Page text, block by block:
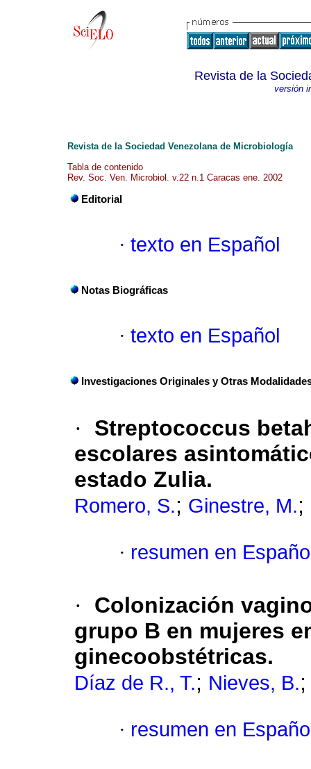
Revista de la
versión
Revista de la Sociedad Venezolana de Microbiología
Tabla de contenido
Rev. Soc. Ven. Microbiol. v.22 n.1 Caracas ene. 2002
Editorial
· texto en Español
Notas Biográficas
· texto en Español
Investigaciones Originales y Otras
·
Streptococcus
escolares
estado Zulia.
Romero, S.; Ginestre, M.;
· resumen en
·
Colonización
grupo B en mujeres
ginecoobstétricas.
Díaz de R., T.; Nieves, B.
· resumen en